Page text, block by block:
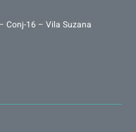
Conj-16 – Vila Suzana